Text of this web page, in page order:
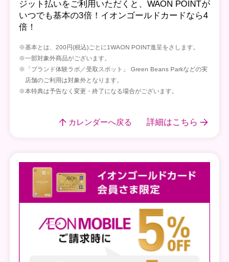
ジット払いをご利用いただくと、WAON POINTが
いつでも基本の3倍！イオンゴールドカードなら4
倍！
※基本とは、200円(税込)ごとに1WAON POINT進呈をさします。
※一部対象外商品がございます。
※「ブランド体験ラボ／受取スポット」 Green Beans Parkなどの実
店舗のご利用は対象外となります。
※本特典は予告なく変更・終了になる場合がございます。
カレンダーへ戻る 詳細はこちら